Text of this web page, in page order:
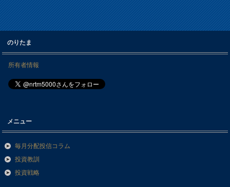
のりたま
所有者情報
メニュー
毎月分配投信コラム
投資教訓
投資戦略